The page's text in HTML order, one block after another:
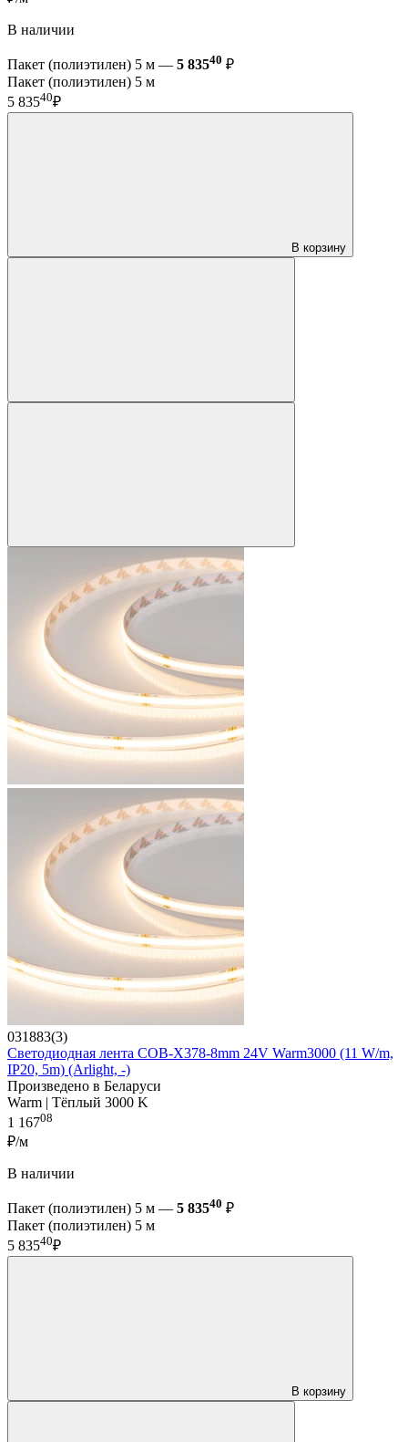
В наличии
Пакет (полиэтилен) 5 м — 5 83540 ₽
Пакет (полиэтилен) 5 м
5 83540₽
В корзину
031883(3)
Светодиодная лента COB-X378-8mm 24V Warm3000 (11 W/m,
IP20, 5m) (Arlight, -)
Произведено в Беларуси
Warm | Тёплый 3000 K
1 16708
₽/м
В наличии
Пакет (полиэтилен) 5 м — 5 83540 ₽
Пакет (полиэтилен) 5 м
5 83540₽
В корзину